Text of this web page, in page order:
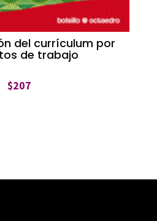
del currículum por
de trabajo
$207